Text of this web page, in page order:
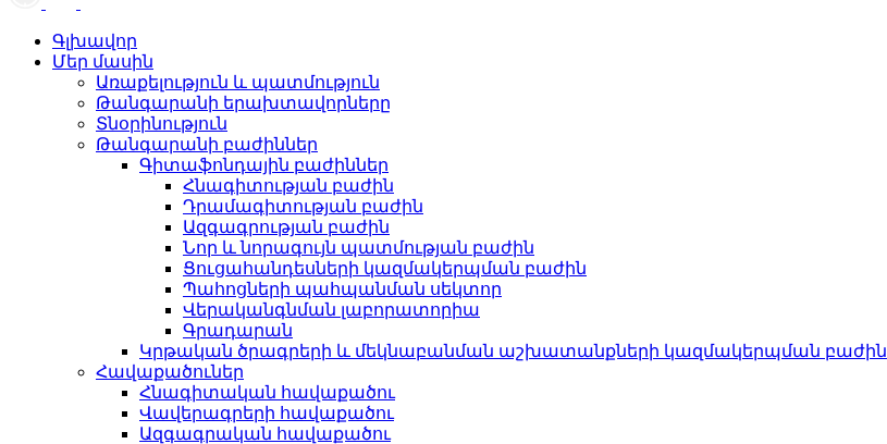
Գլխավոր
Մեր մասին
Առաքելություն և պատմություն
Թանգարանի երախտավորները
Տնօրինություն
Թանգարանի բաժիններ
Գիտաֆոնդային բաժիններ
Հնագիտության բաժին
Դրամագիտության բաժին
Ազգագրության բաժին
Նոր և նորագույն պատմության բաժին
Ցուցահանդեսների կազմակերպման բաժին
Պահոցների պահպանման սեկտոր
Վերականգնման լաբորատորիա
Գրադարան
Կրթական ծրագրերի և մեկնաբանման աշխատանքների կազմակերպման բաժին
Հավաքածուներ
Հնագիտական հավաքածու
Վավերագրերի հավաքածու
Ազգագրական հավաքածու